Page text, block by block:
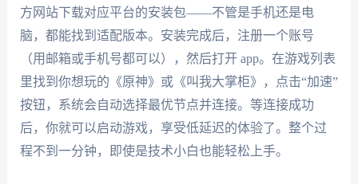
方网站下载对应平台的安装包——不管是手机还是电
脑，都能找到适配版本。安装完成后，注册一个账号
（用邮箱或手机号都可以），然后打开 app。在游戏列表
里找到你想玩的《原神》或《叫我大掌柜》，点击“加速”
按钮，系统会自动选择最优节点并连接。等连接成功
后，你就可以启动游戏，享受低延迟的体验了。整个过
程不到一分钟，即使是技术小白也能轻松上手。